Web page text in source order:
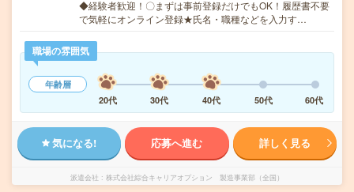
◆経験者歓迎！〇まずは事前登録だけでもOK！履歴書不要
で気軽にオンライン登録★氏名・職種などを入力す…
職場の雰囲気
年齢層
20代
30代 40代 50代 60代
気になる! 応募へ進む 詳しく見る
派遣会社 株式会社綜合キャリアオプション 製造事業部（全国）